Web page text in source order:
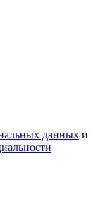
данных и